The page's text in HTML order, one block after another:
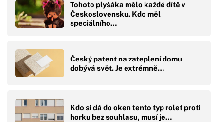
Tohoto plyšáka mělo každé dítě v
Československu. Kdo měl
speciálního…
Český patent na zateplení domu
dobývá svět. Je extrémně…
Kdo si dá do oken tento typ rolet proti
horku bez souhlasu, musí je…